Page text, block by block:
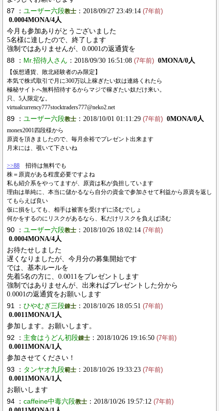
87 ： ユーザー六段教士 ：2018/09/27 23:49:14 (7年前)
0.0004MONA/4人
今月も参加ありがとうございました
5名様に達したので、終了します
強制ではありませんが、0.0001の返通貨を
88 ： Mr.招待人さん ：2018/09/30 16:51:08 (7年前) 0MONA/0人
【仮想通貨、敗北経験者のみ限定】
本気で株式取引で月に300万以上稼ぎたい奴は連絡くれたら
極秘サイトへ無料招待するからマジで稼ぎたい奴だけ来い。
只、5人限定な。
virtualcurrency777stocktraders777@neko2.net
89 ： ユーザー六段教士 ：2018/10/01 01:11:29 (7年前) 0MONA/0人
monex2001四段様から
原資を頂きましたので、毎月余裕でプレゼント出来ます
月末には、覗いて下さいね
>>88 招待は無料でも
株＝原資がある程度必要ですよね
私も紹介系をやってますが、原資は私が負担しています
理由は単純に、本当に儲かるなら自分の資金で参加させて利益から原資を返し
てもらえば良い
仮に損をしても、相手は被害を受けずに済むでしょ
何かをするのにリスクがあるなら、私だけリスクを負えば済む
90 ： ユーザー六段教士 ：2018/10/26 18:02:14 (7年前)
0.0004MONA/4人
お待たせしました
遅くなりましたが、今月分の募集開始です
では、基本ルールを
先着5名の方に、0.0011をプレゼントします
強制ではありませんが、出来ればプレゼントした分から
0.0001の返通貨をお願いします
91 ： ひやむぎ三段錬士 ：2018/10/26 18:05:51 (7年前)
0.0011MONA/1人
参加します。お願いします。
92 ： 主食はうどん初段錬士 ：2018/10/26 19:16:50 (7年前)
0.0011MONA/1人
参加させてください！
93 ： タンヤオ九段範士 ：2018/10/26 19:33:23 (7年前)
0.0011MONA/1人
お願いします
94 ： caffeine中毒六段教士 ：2018/10/26 19:57:12 (7年前)